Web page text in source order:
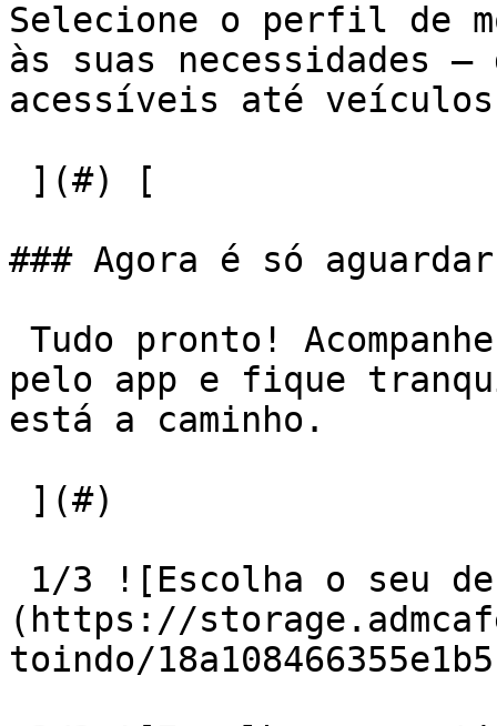
Selecione o perfil de
às suas necessidades —
acessíveis até veículos
### Agora é só
pelo app e fique
está a caminho.
(https://
toindo/